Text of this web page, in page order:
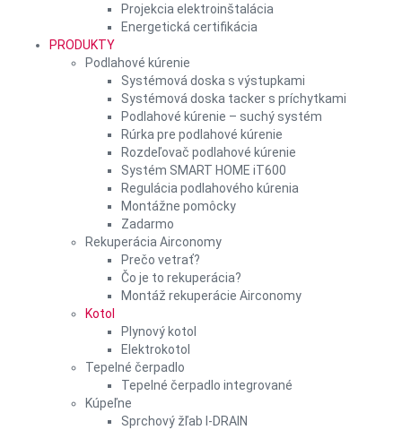
Projekcia elektroinštalácia
Energetická certifikácia
PRODUKTY
Podlahové kúrenie
Systémová doska s výstupkami
Systémová doska tacker s príchytkami
Podlahové kúrenie – suchý systém
Rúrka pre podlahové kúrenie
Rozdeľovač podlahové kúrenie
Systém SMART HOME iT600
Regulácia podlahového kúrenia
Montážne pomôcky
Zadarmo
Rekuperácia Airconomy
Prečo vetrať?
Čo je to rekuperácia?
Montáž rekuperácie Airconomy
Kotol
Plynový kotol
Elektrokotol
Tepelné čerpadlo
Tepelné čerpadlo integrované
Kúpeľne
Sprchový žľab I-DRAIN